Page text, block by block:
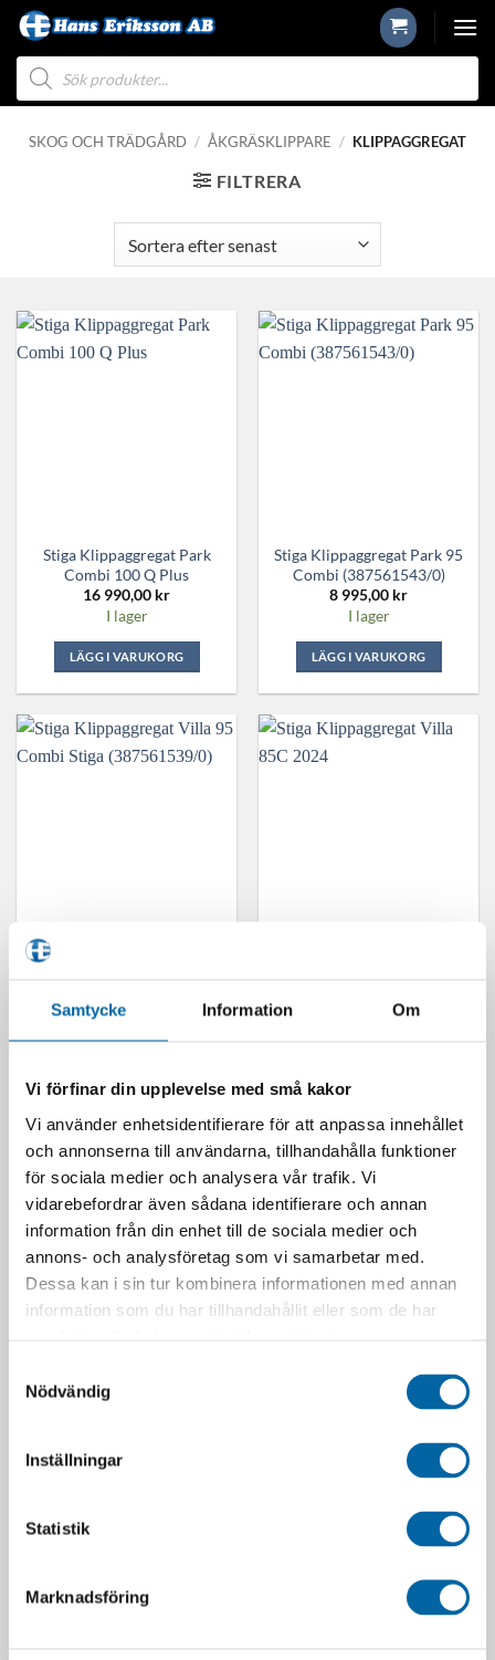
Samtycke Information Om
Vi förfinar din upplevelse med små kakor
Vi använder enhetsidentifierare för att anpassa innehållet
och annonserna till användarna, tillhandahålla funktioner
för sociala medier och analysera vår trafik. Vi
vidarebefordrar även sådana identifierare och annan
information från din enhet till de sociala medier och
annons- och analysföretag som vi samarbetar med.
Dessa kan i sin tur kombinera informationen med annan
information som du har tillhandahållit eller som de har
Nödvändig
Inställningar
Statistik
Marknadsföring
Skip
content
Produktsökning
SKOG OCH TRÄDGÅRD / ÅKGRÄSKLIPPARE / KLIPPAGGREGAT
FILTRERA
Stiga Klippaggregat Park
Combi 100 Q Plus
16 990,00 kr
I lager
LÄGG I VARUKORG
Stiga Klippaggregat Park 95
Combi (387561543/0)
8 995,00 kr
I lager
LÄGG I VARUKORG
Stiga Klippaggregat Villa 95
8 995,00
I lager
kr
Webblager
95 Q PLUS
12 990,00
LÄGG I VARUKORG
kr
LÄGG I VARUKORG